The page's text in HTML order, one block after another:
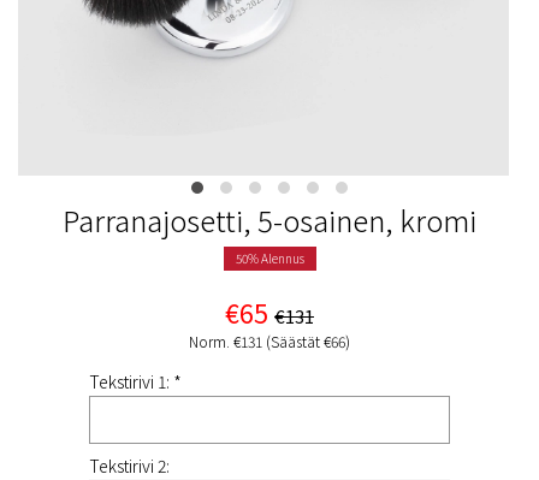
Parranajosetti, 5-osainen, kromi
50% Alennus
€65 €131
Norm. €131 (Säästät €66)
Tekstirivi 1: *
Tekstirivi 2: